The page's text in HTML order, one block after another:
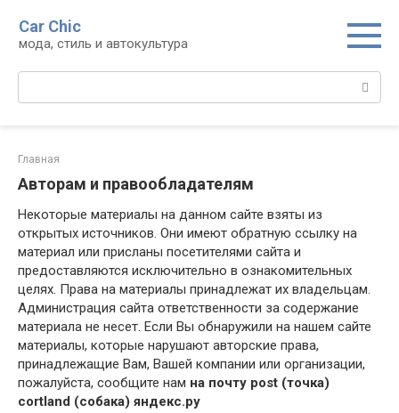
контенту
Car Chic
мода, стиль и автокультура
Поиск:
Главная
Авторам и правообладателям
Некоторые материалы на данном сайте взяты из
открытых источников. Они имеют обратную ссылку на
материал или присланы посетителями сайта и
предоставляются исключительно в ознакомительных
целях. Права на материалы принадлежат их владельцам.
Администрация сайта ответственности за содержание
материала не несет. Если Вы обнаружили на нашем сайте
материалы, которые нарушают авторские права,
принадлежащие Вам, Вашей компании или организации,
пожалуйста, сообщите нам на почту post (точка)
cortland (собака) яндекс.ру